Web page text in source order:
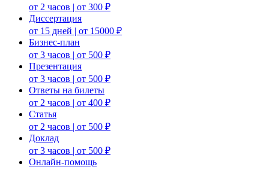
от 2 часов | от 300 ₽
Диссертация
от 15 дней | от 15000 ₽
Бизнес-план
от 3 часов | от 500 ₽
Презентация
от 3 часов | от 500 ₽
Ответы на билеты
от 2 часов | от 400 ₽
Статья
от 2 часов | от 500 ₽
Доклад
от 3 часов | от 500 ₽
Онлайн-помощь